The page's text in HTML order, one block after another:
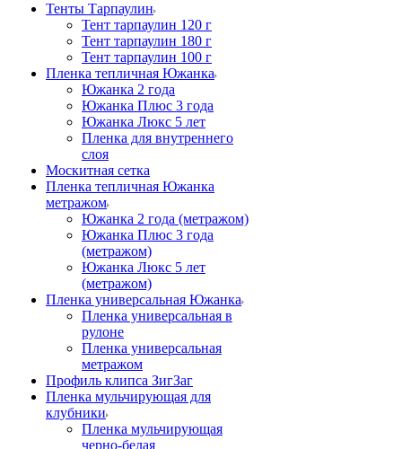
Тенты Тарпаулин
Тент тарпаулин 120 г
Тент тарпаулин 180 г
Тент тарпаулин 100 г
Пленка тепличная Южанка
Южанка 2 года
Южанка Плюс 3 года
Южанка Люкс 5 лет
Пленка для внутреннего
слоя
Москитная сетка
Пленка тепличная Южанка
метражом
Южанка 2 года (метражом)
Южанка Плюс 3 года
(метражом)
Южанка Люкс 5 лет
(метражом)
Пленка универсальная Южанка
Пленка универсальная в
рулоне
Пленка универсальная
метражом
Профиль клипса ЗигЗаг
Пленка мульчирующая для
клубники
Пленка мульчирующая
черно-белая